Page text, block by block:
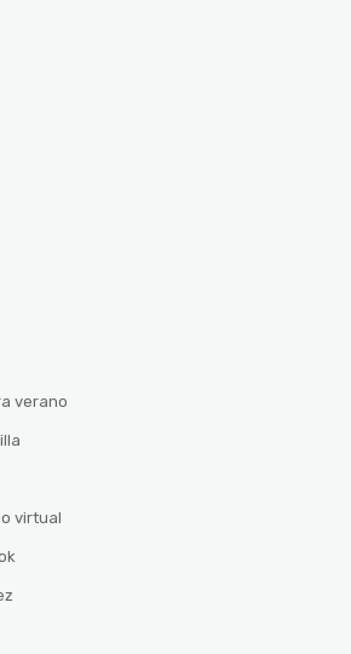
verano
virtual